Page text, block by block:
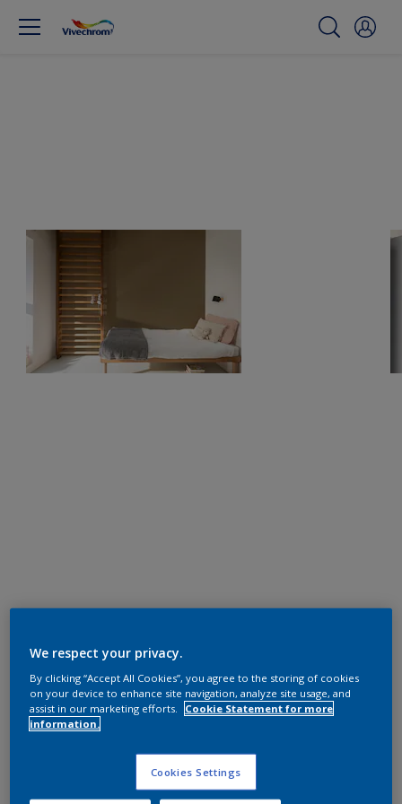
We respect your privacy.
By clicking “Accept All Cookies”, you agree to the storing of cookies
on your device to enhance site navigation, analyze site usage, and
assist in our marketing efforts.
Cookie Statement for more
information.
Cookies Settings